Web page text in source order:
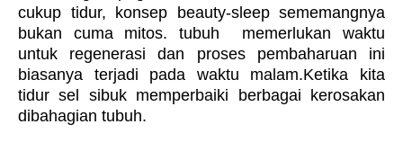
cukup tidur, konsep beauty-sleep sememangnya
bukan cuma mitos. tubuh memerlukan waktu
untuk regenerasi dan proses pembaharuan ini
biasanya terjadi pada waktu malam.Ketika kita
tidur sel sibuk memperbaiki berbagai kerosakan
dibahagian tubuh.